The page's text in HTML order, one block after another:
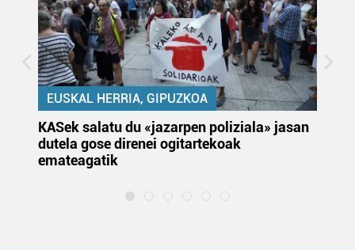
EUSKAL HERRIA, GIPUZKOA
KASek salatu du «jazarpen poliziala» jasan
dutela gose direnei ogitartekoak
emateagatik